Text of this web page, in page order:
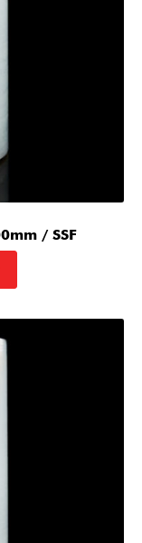
/ SSF